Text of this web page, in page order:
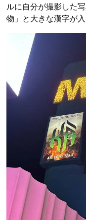
ルに自分が撮影した
物」と大きな漢字が